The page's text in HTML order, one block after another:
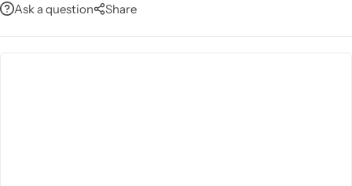
Garandeert betrouwbare prestaties met duurzame
Ask a question Share